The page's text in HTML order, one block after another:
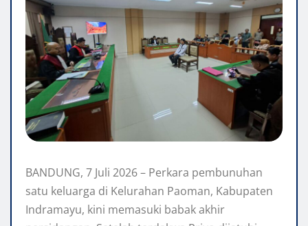
BANDUNG, 7 Juli 2026 – Perkara pembunuhan
satu keluarga di Kelurahan Paoman, Kabupaten
Indramayu, kini memasuki babak akhir